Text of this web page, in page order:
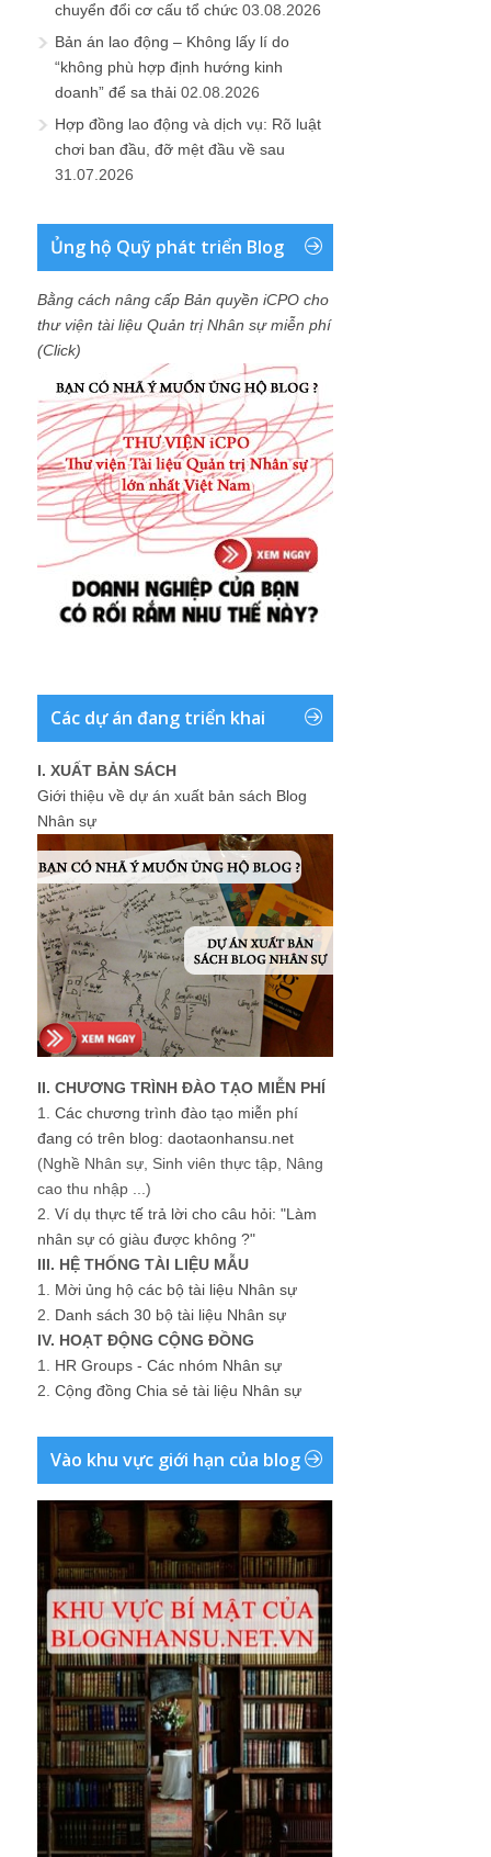
chuyển đổi cơ cấu tổ chức 03.08.2026
Bản án lao động – Không lấy lí do
“không phù hợp định hướng kinh
doanh” để sa thải 02.08.2026
Hợp đồng lao động và dịch vụ: Rõ luật
chơi ban đầu, đỡ mệt đầu về sau
31.07.2026
Ủng hộ Quỹ phát triển Blog
Bằng cách nâng cấp Bản quyền iCPO cho
thư viện tài liệu Quản trị Nhân sự miễn phí
(Click)
Các dự án đang triển khai
I. XUẤT BẢN SÁCH
Giới thiệu về dự án xuất bản sách Blog
Nhân sự
II. CHƯƠNG TRÌNH ĐÀO TẠO MIỄN PHÍ
1. Các chương trình đào tạo miễn phí
đang có trên blog: daotaonhansu.net
(Nghề Nhân sự, Sinh viên thực tập, Nâng
cao thu nhập ...)
2. Ví dụ thực tế trả lời cho câu hỏi: "Làm
nhân sự có giàu được không ?"
III. HỆ THỐNG TÀI LIỆU MẪU
1. Mời ủng hộ các bộ tài liệu Nhân sự
2. Danh sách 30 bộ tài liệu Nhân sự
IV. HOẠT ĐỘNG CỘNG ĐỒNG
1. HR Groups - Các nhóm Nhân sự
2. Cộng đồng Chia sẻ tài liệu Nhân sự
Vào khu vực giới hạn của blog